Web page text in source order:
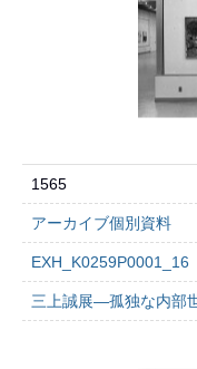
1565
アーカイブ個別資料
EXH_K0259P0001_16
三上誠展―孤独な内部